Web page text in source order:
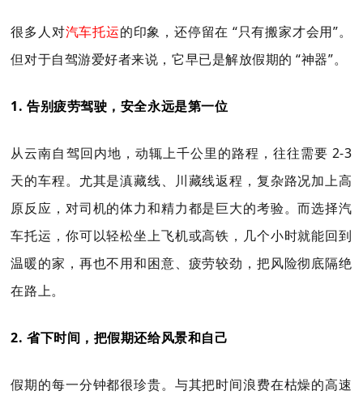
很多人对汽车托运的印象，还停留在 “只有搬家才会用”。
但对于自驾游爱好者来说，它早已是解放假期的 “神器”。
1. 告别疲劳驾驶，安全永远是第一位
从云南自驾回内地，动辄上千公里的路程，往往需要 2-3
天的车程。尤其是滇藏线、川藏线返程，复杂路况加上高
原反应，对司机的体力和精力都是巨大的考验。而选择汽
车托运，你可以轻松坐上飞机或高铁，几个小时就能回到
温暖的家，再也不用和困意、疲劳较劲，把风险彻底隔绝
在路上。
2. 省下时间，把假期还给风景和自己
假期的每一分钟都很珍贵。与其把时间浪费在枯燥的高速